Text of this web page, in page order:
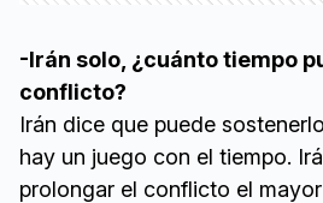
-Irán solo, ¿cuánto tiempo
conflicto?
Irán dice que puede
hay un juego con el tiempo.
prolongar el conflicto el